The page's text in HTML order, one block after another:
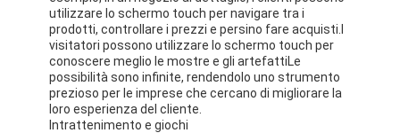
utilizzare lo schermo touch per navigare tra i
prodotti, controllare i prezzi e persino fare acquisti.I
visitatori possono utilizzare lo schermo touch per
conoscere meglio le mostre e gli artefattiLe
possibilità sono infinite, rendendolo uno strumento
prezioso per le imprese che cercano di migliorare la
loro esperienza del cliente.
Intrattenimento e giochi